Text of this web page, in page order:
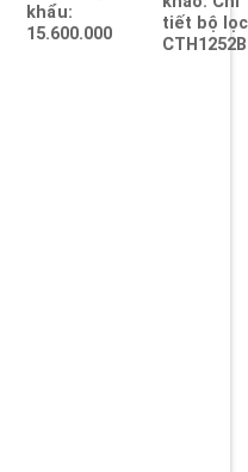
khẩu:
15.600.000
tiết bộ lọc
CTH1252B